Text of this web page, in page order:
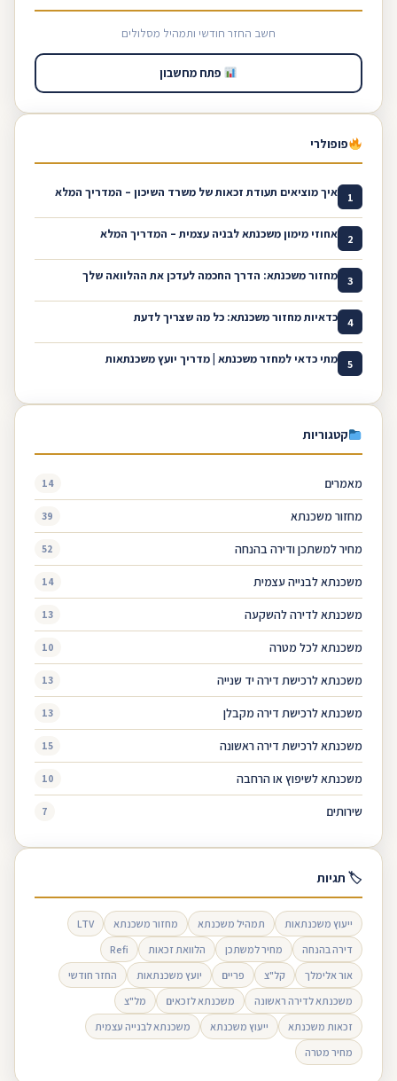
חשב החזר חודשי ותמהיל מסלולים
פתח מחשבון
פופולרי
1 איך מוציאים תעודת זכאות של משרד השיכון – המדריך המלא
2 אחוזי מימון משכנתא לבניה עצמית – המדריך המלא
3 מחזור משכנתא: הדרך החכמה לעדכן את ההלוואה שלך
4 כדאיות מחזור משכנתא: כל מה שצריך לדעת
5 מתי כדאי למחזר משכנתא | מדריך יועץ משכנתאות
קטגוריות
מאמרים 14
מחזור משכנתא 39
מחיר למשתכן ודירה בהנחה 52
משכנתא לבנייה עצמית 14
משכנתא לדירה להשקעה 13
משכנתא לכל מטרה 10
משכנתא לרכישת דירה יד שנייה 13
משכנתא לרכישת דירה מקבלן 13
משכנתא לרכישת דירה ראשונה 15
משכנתא לשיפוץ או הרחבה 10
שירותים 7
🏷 תגיות
ייעוץ משכנתאות תמהיל משכנתא מחזור משכנתא
LTV
דירה בהנחה
מחיר למשתכן הלוואת זכאות
Refi
אור אלימלך
קל"צ פריים יועץ משכנתאות
החזר חודשי
משכנתא לדירה ראשונה
משכנתא לזכאים
מל"צ
זכאות משכנתא
ייעוץ משכנתא
משכנתא לבנייה עצמית
מחיר מטרה